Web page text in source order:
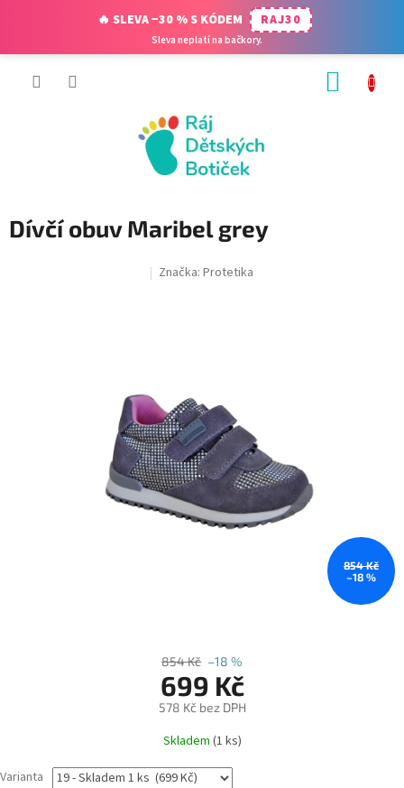
Dívčí obuv Maribel grey
Značka: Protetika
854 Kč
–18 %
854 Kč –18 %
699 Kč
578 Kč bez DPH
Měrná
cena:
Skladem (1 ks)
Varianta
🔥 SLEVA −30 % S KÓDEM RAJ30
Sleva neplatí na bačkory.